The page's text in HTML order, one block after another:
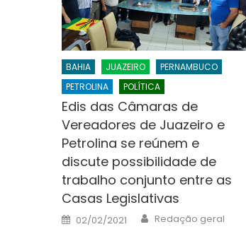
BAHIA JUAZEIRO
PERNAMBUCO
PETROLINA
POLÍTICA
Edis das Câmaras de
Vereadores de Juazeiro e
Petrolina se reúnem e
discute possibilidade de
trabalho conjunto entre as
Casas Legislativas
Posted
on
02/02/2021 Author
Redação geral